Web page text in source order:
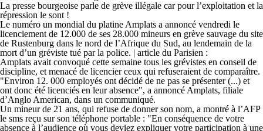
La presse bourgeoise parle de grève illégale car pour l’exploitation et la
répression le sont !
Le numéro un mondial du platine Amplats a annoncé vendredi le
licenciement de 12.000 de ses 28.000 mineurs en grève sauvage du site
de Rustenburg dans le nord de l’Afrique du Sud, au lendemain de la
mort d’un gréviste tué par la police. | article du Parisien :
Amplats avait convoqué cette semaine tous les grévistes en conseil de
discipline, et menacé de licencier ceux qui refuseraient de comparaître.
"Environ 12. 000 employés ont décidé de ne pas se présenter (...) et
ont donc été licenciés en leur absence", a annoncé Amplats, filiale
d’Anglo American, dans un communiqué.
Un mineur de 21 ans, qui refuse de donner son nom, a montré à l’AFP
le sms reçu sur son téléphone portable : "En conséquence de votre
absence à l’audience où vous deviez expliquer votre participation à une